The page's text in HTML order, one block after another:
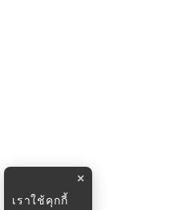
×
เราใช้คุกกี้